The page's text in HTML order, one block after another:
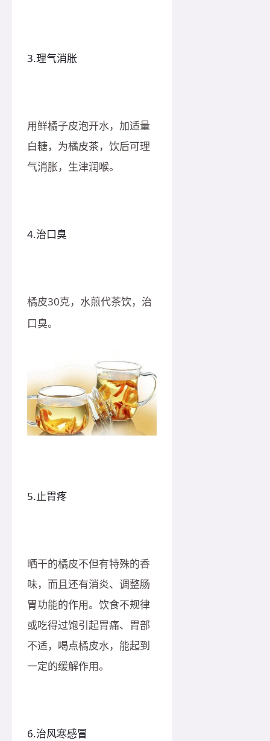
3.理气消胀
用鲜橘子皮泡开水，加适量
白糖，为橘皮茶，饮后可理
气消胀，生津润喉。
4.治口臭
橘皮30克，水煎代茶饮，治
口臭。
5.止胃疼
晒干的橘皮不但有特殊的香
味，而且还有消炎、调整肠
胃功能的作用。饮食不规律
或吃得过饱引起胃痛、胃部
不适，喝点橘皮水，能起到
一定的缓解作用。
6.治风寒感冒